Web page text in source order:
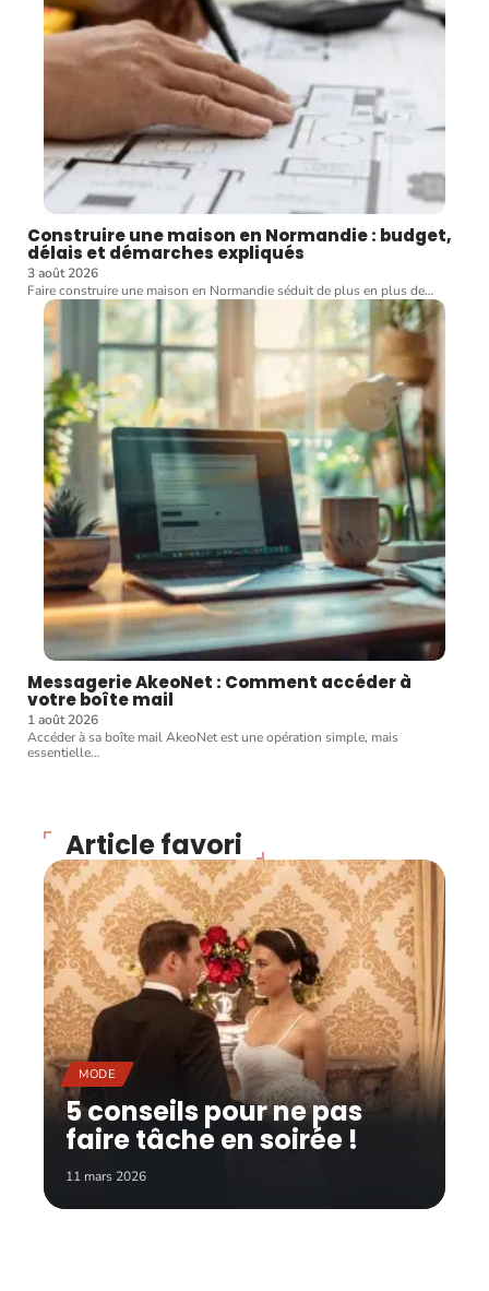
Construire une maison en Normandie : budget,
délais et démarches expliqués
3 août 2026
Faire construire une maison en Normandie séduit de plus en plus de…
Messagerie AkeoNet : Comment accéder à
votre boîte mail
1 août 2026
Accéder à sa boîte mail AkeoNet est une opération simple, mais
essentielle…
Article favori
MODE
5 conseils pour ne pas
faire tâche en soirée !
11 mars 2026